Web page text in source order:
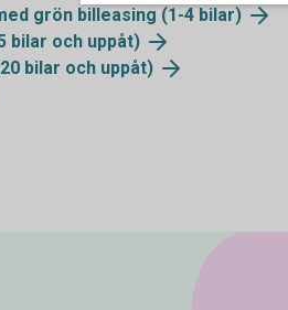
grön billeasing (1-4 bilar)
bilar och uppåt)
bilar och uppåt)